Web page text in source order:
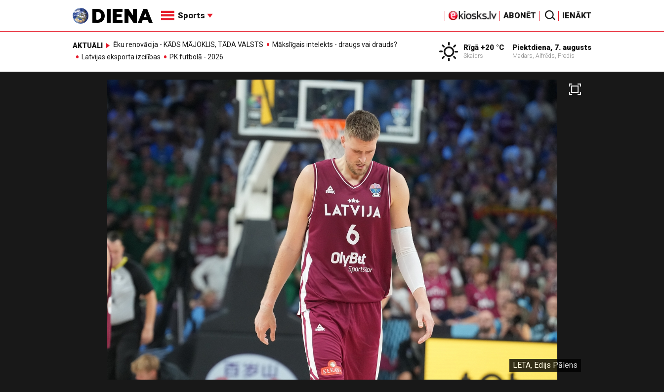
Sports ABONĒT IENĀKT
AKTUĀLI Ēku renovācija - KĀDS MĀJOKLIS, TĀDA VALSTS
Mākslīgais intelekts - draugs vai drauds?
Latvijas eksporta izcilības
PK futbolā - 2026
Rīgā +20 °C
Skaidrs
Piektdiena, 7. augusts
Madars, Alfrēds, Fredis
LETA, Edijs Pālens